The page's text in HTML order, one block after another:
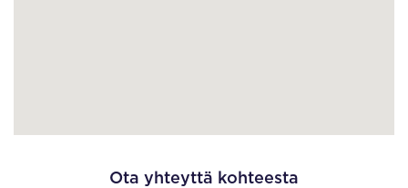
Ota yhteyttä kohteesta